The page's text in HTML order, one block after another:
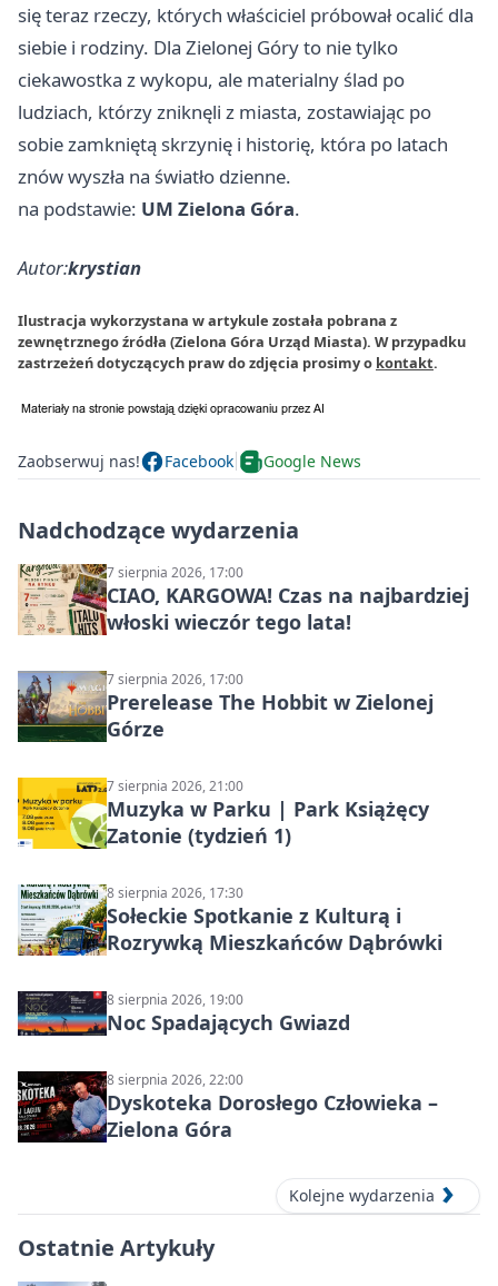
się teraz rzeczy, których właściciel próbował ocalić dla
siebie i rodziny. Dla Zielonej Góry to nie tylko
ciekawostka z wykopu, ale materialny ślad po
ludziach, którzy zniknęli z miasta, zostawiając po
sobie zamkniętą skrzynię i historię, która po latach
znów wyszła na światło dzienne.
na podstawie: UM Zielona Góra.
Autor:krystian
Ilustracja wykorzystana w artykule została pobrana z
zewnętrznego źródła (Zielona Góra Urząd Miasta). W przypadku
zastrzeżeń dotyczących praw do zdjęcia prosimy o kontakt.
Zaobserwuj nas! Facebook Google News
Nadchodzące wydarzenia
7 sierpnia 2026, 17:00
CIAO, KARGOWA! Czas na najbardziej
włoski wieczór tego lata!
7 sierpnia 2026, 17:00
Prerelease The Hobbit w Zielonej
Górze
7 sierpnia 2026, 21:00
Muzyka w Parku | Park Książęcy
Zatonie (tydzień 1)
8 sierpnia 2026, 17:30
Sołeckie Spotkanie z Kulturą i
Rozrywką Mieszkańców Dąbrówki
8 sierpnia 2026, 19:00
Noc Spadających Gwiazd
8 sierpnia 2026, 22:00
Dyskoteka Dorosłego Człowieka –
Zielona Góra
Kolejne wydarzenia
Ostatnie Artykuły